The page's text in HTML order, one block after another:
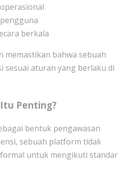
berkala
memastikan bahwa sebuah
sesuai aturan yang berlaku di
Penting?
bentuk pengawasan
sebuah platform tidak
untuk mengikuti standar